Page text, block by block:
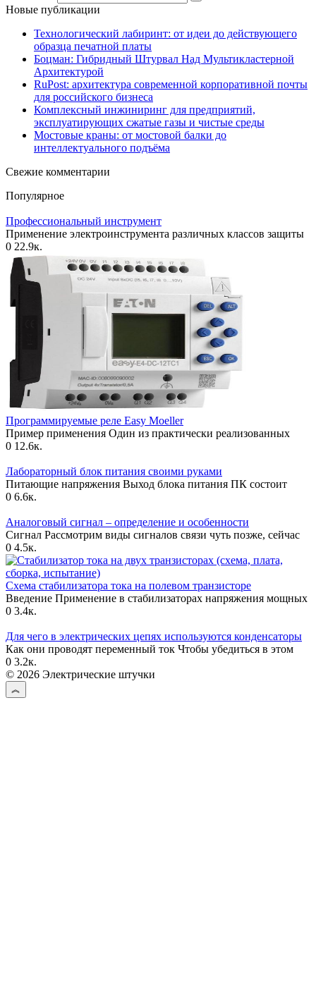
Новые публикации
Технологический лабиринт: от идеи до действующего
образца печатной платы
Боцман: Гибридный Штурвал Над Мультикластерной
Архитектурой
RuPost: архитектура современной корпоративной почты
для российского бизнеса
Комплексный инжиниринг для предприятий,
эксплуатирующих сжатые газы и чистые среды
Мостовые краны: от мостовой балки до
интеллектуального подъёма
Свежие комментарии
Популярное
Профессиональный инструмент
Применение электроинструмента различных классов защиты
0 22.9к.
Программируемые реле Еasy Moeller
Пример применения Один из практически реализованных
0 12.6к.
Лабораторный блок питания своими руками
Питающие напряжения Выход блока питания ПК состоит
0 6.6к.
Аналоговый сигнал – определение и особенности
Сигнал Рассмотрим виды сигналов связи чуть позже, сейчас
0 4.5к.
Схема стабилизатора тока на полевом транзисторе
Введение Применение в стабилизаторах напряжения мощных
0 3.4к.
Для чего в электрических цепях используются конденсаторы
Как они проводят переменный ток Чтобы убедиться в этом
0 3.2к.
© 2026 Электрические штучки